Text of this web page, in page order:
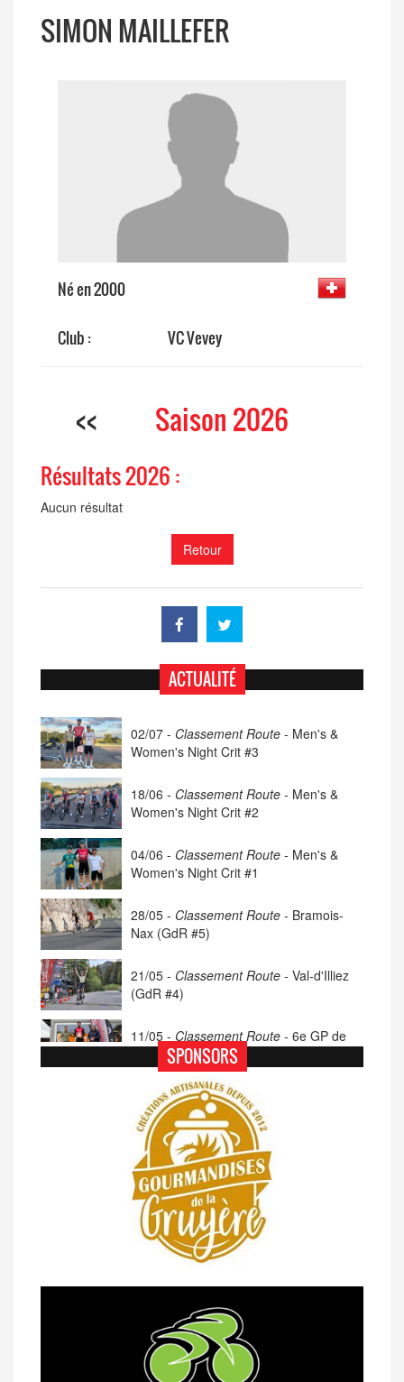
SIMON MAILLEFER
Né en 2000
Club : VC Vevey
<< Saison 2026
Résultats 2026 :
Aucun résultat
Retour
ACTUALITÉ
02/07 - Classement Route - Men's &
Women's Night Crit #3
18/06 - Classement Route - Men's &
Women's Night Crit #2
04/06 - Classement Route - Men's &
Women's Night Crit #1
28/05 - Classement Route - Bramois-
Nax (GdR #5)
21/05 - Classement Route - Val-d'Illiez
(GdR #4)
11/05 - Classement Route - 6e GP de
Porsel (TdC #4)
07/05 -Classement Route -
Pléiades (GdR #3)
23/04 -Classement Route -
Moléson (TdC #3)
14/04 -Photos -Les photos du 5e GP
de Semsales
SPONSORS